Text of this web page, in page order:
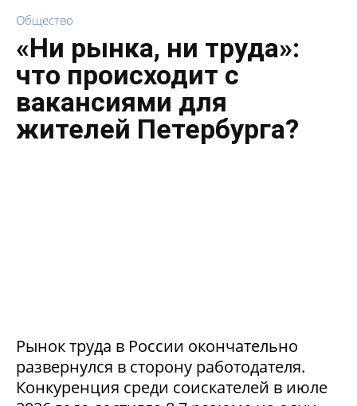
Общество
«Ни рынка, ни труда»:
что происходит с
вакансиями для
жителей Петербурга?
Рынок труда в России окончательно
развернулся в сторону работодателя.
Конкуренция среди соискателей в июле